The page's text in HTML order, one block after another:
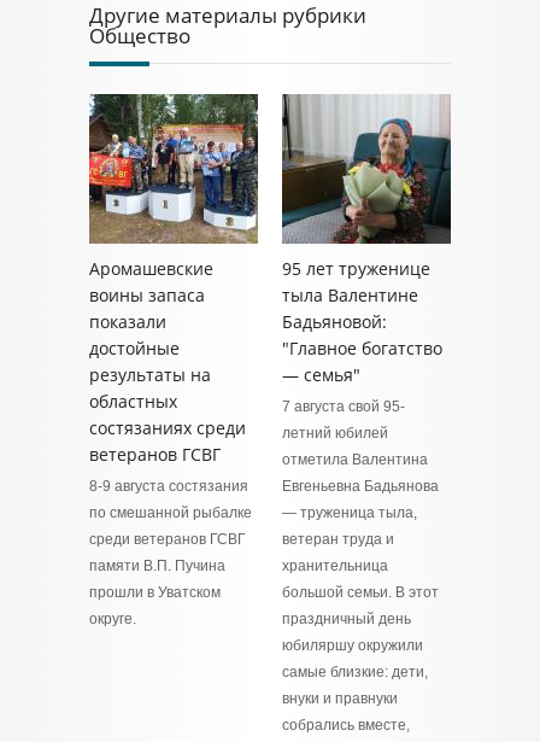
Другие материалы рубрики
Общество
Аромашевские
воины запаса
показали
достойные
результаты на
областных
состязаниях среди
ветеранов ГСВГ
8-9 августа состязания
по смешанной рыбалке
среди ветеранов ГСВГ
памяти В.П. Пучина
прошли в Уватском
округе.
95 лет труженице
тыла Валентине
Бадьяновой:
"Главное богатство
— семья"
7 августа свой 95-
летний юбилей
отметила Валентина
Евгеньевна Бадьянова
— труженица тыла,
ветеран труда и
хранительница
большой семьи. В этот
праздничный день
юбиляршу окружили
самые близкие: дети,
внуки и правнуки
собрались вместе,